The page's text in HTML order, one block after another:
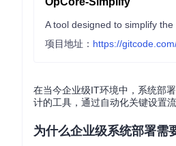
A tool designed to simplify
项目地址： https://
在当今企业级IT环境中，系统部
计的工具，通过自动化关键设置
为什么企业级系统部署需